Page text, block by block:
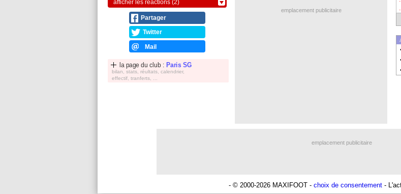
afficher les réactions (2)
Partager
Twitter
Mail
la page du club : Paris SG
bilan, stats, réultats, calendrier,
effectif, tranferts, ...
emplacement publicitaire
emplacement publicitaire
- © 2000-2026 MAXIFOOT - choix de consentement -